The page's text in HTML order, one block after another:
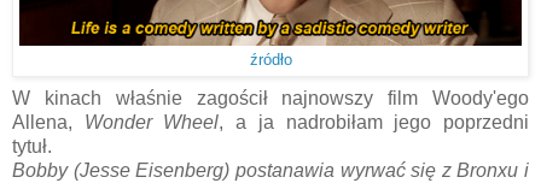
źródło
W kinach właśnie zagościł najnowszy film Woody'ego
Allena, Wonder Wheel, a ja nadrobiłam jego poprzedni
tytuł.
Bobby (Jesse Eisenberg) postanawia wyrwać się z Bronxu i